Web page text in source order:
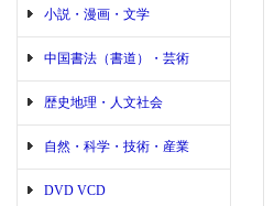
小説・漫画・文学
中国書法（書道）・芸術
歴史地理・人文社会
自然・科学・技術・産業
DVD VCD